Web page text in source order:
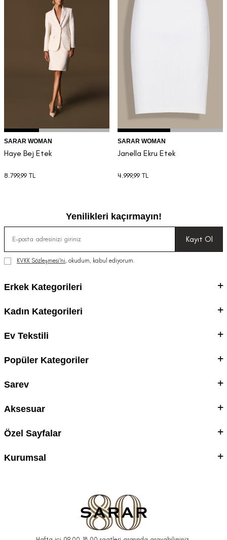
SARAR WOMAN
Haye Bej Etek
8.799,99 TL
SARAR WOMAN
Janella Ekru Etek
4.999,99 TL
Yenilikleri kaçırmayın!
Kayıt Ol
KVKK Sözleşmesi'ni, okudum, kabul ediyorum.
Erkek Kategorileri
Kadın Kategorileri
Ev Tekstili
Popüler Kategoriler
Sarev
Aksesuar
Özel Sayfalar
Kurumsal